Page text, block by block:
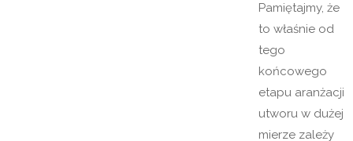
Pamiętajmy, że
to właśnie od
tego
końcowego
etapu aranżacji
utworu w dużej
mierze zależy